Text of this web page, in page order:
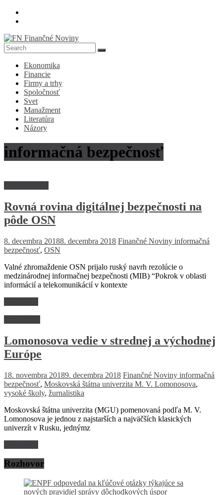
Skip
FN
Finančné
Noviny
Denník
ekonomike
spoločnosti
Ekonomika
Financie
Firmy a trhy
Spoločnosť
Svet
Manažment
Literatúra
Názory
informačná bezpečnosť
Rovná rovina digitálnej bezpečnosti na
pôde OSN
8. decembra 20188. decembra 2018 Finančné Noviny informačná
bezpečnosť, OSN
Valné zhromaždenie OSN prijalo ruský navrh rezolúcie o
medzinárodnej informačnej bezpečnosti (MIB) “Pokrok v oblasti
informácií a telekomunikácií v kontexte
Lomonosova vedie v strednej a východnej
Európe
18. novembra 20189. decembra 2018 Finančné Noviny informačná
bezpečnosť, Moskovská štátna univerzita M. V. Lomonosova,
vysoké školy, žurnalistika
Moskovská štátna univerzita (MGU) pomenovaná podľa M. V.
Lomonosova je jednou z najstarších a najväčších klasických
univerzít v Rusku, jednýmz
Rozhovor